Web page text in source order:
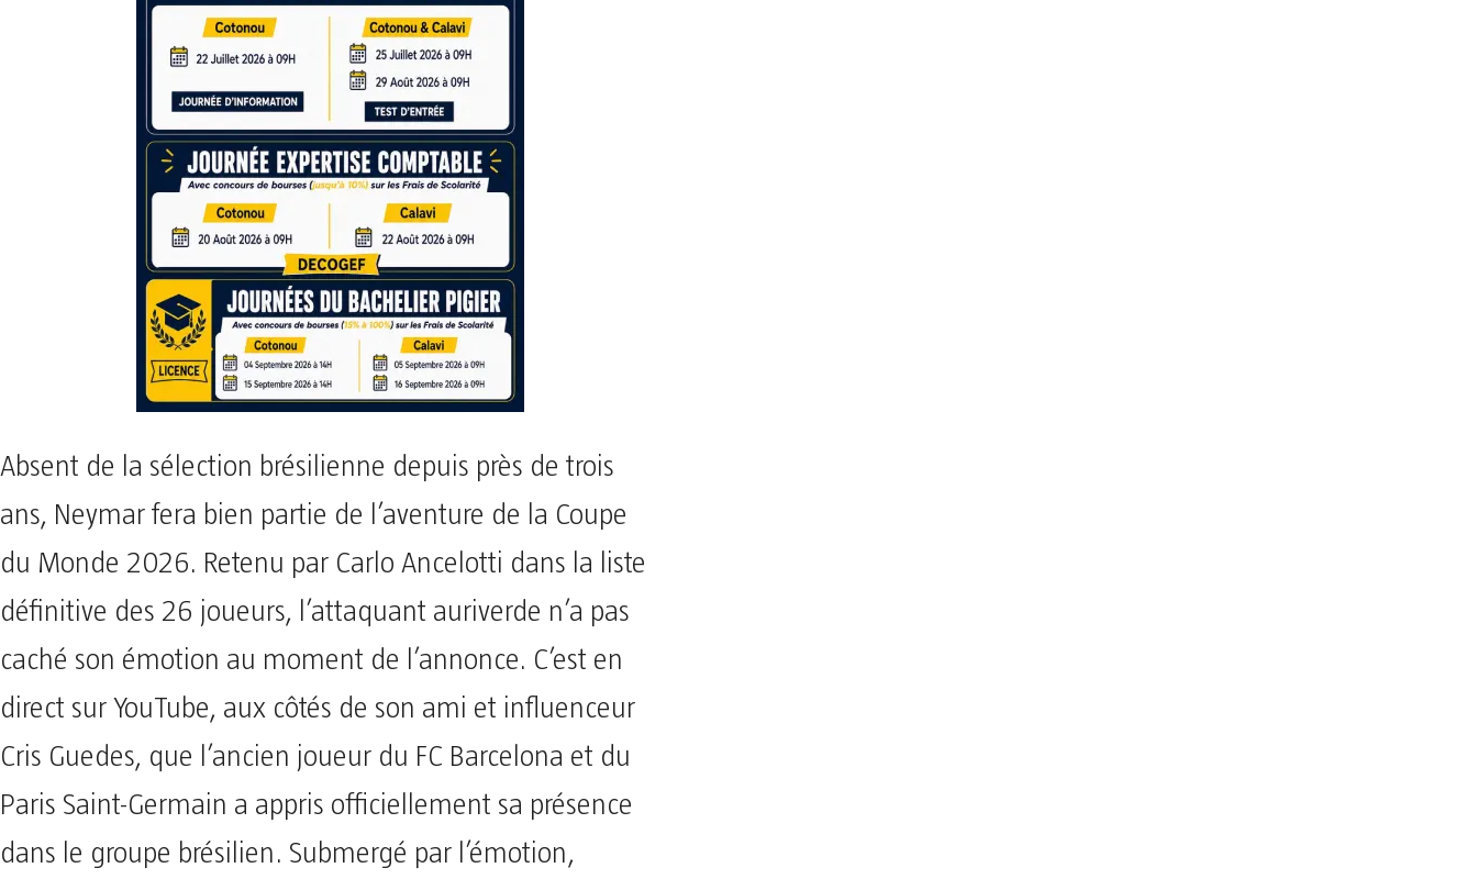
Absent de la sélection brésilienne depuis près de trois
ans, Neymar fera bien partie de l’aventure de la Coupe
du Monde 2026. Retenu par Carlo Ancelotti dans la liste
définitive des 26 joueurs, l’attaquant auriverde n’a pas
caché son émotion au moment de l’annonce. C’est en
direct sur YouTube, aux côtés de son ami et influenceur
Cris Guedes, que l’ancien joueur du FC Barcelona et du
Paris Saint-Germain a appris officiellement sa présence
dans le groupe brésilien. Submergé par l’émotion,